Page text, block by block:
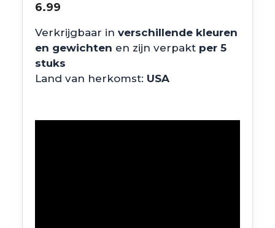
6.99
Verkrijgbaar in verschillende kleuren
en gewichten en zijn verpakt per 5
stuks
Land van herkomst: USA